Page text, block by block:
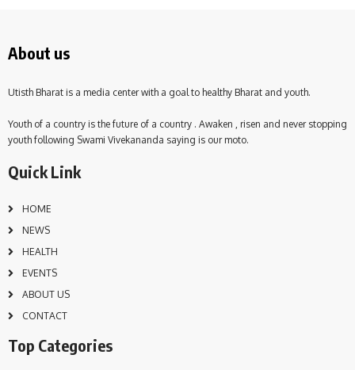
About us
Utisth Bharat is a media center with a goal to healthy Bharat and youth.
Youth of a country is the future of a country . Awaken , risen and never stopping
youth following Swami Vivekananda saying is our moto.
Quick Link
HOME
NEWS
HEALTH
EVENTS
ABOUT US
CONTACT
Top Categories